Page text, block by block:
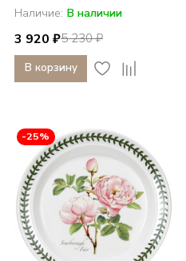
Наличие: В наличии
5 230 ₽
3 920 ₽
В корзину
-25%